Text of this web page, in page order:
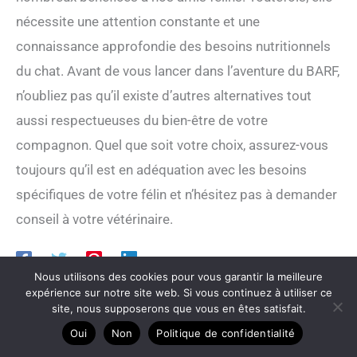
nécessite une attention constante et une
connaissance approfondie des besoins nutritionnels
du chat. Avant de vous lancer dans l’aventure du BARF,
n’oubliez pas qu’il existe d’autres alternatives tout
aussi respectueuses du bien-être de votre
compagnon. Quel que soit votre choix, assurez-vous
toujours qu’il est en adéquation avec les besoins
spécifiques de votre félin et n’hésitez pas à demander
conseil à votre vétérinaire.
Nous utilisons des cookies pour vous garantir la meilleure
expérience sur notre site web. Si vous continuez à utiliser ce
site, nous supposerons que vous en êtes satisfait.
Oui
Non Politique de confidentialité